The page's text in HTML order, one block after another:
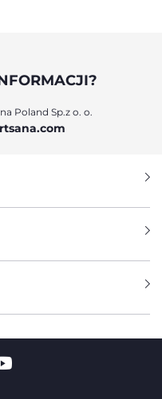
Poland Sp.z o. o.